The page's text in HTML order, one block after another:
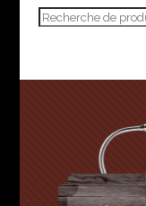
Recherche